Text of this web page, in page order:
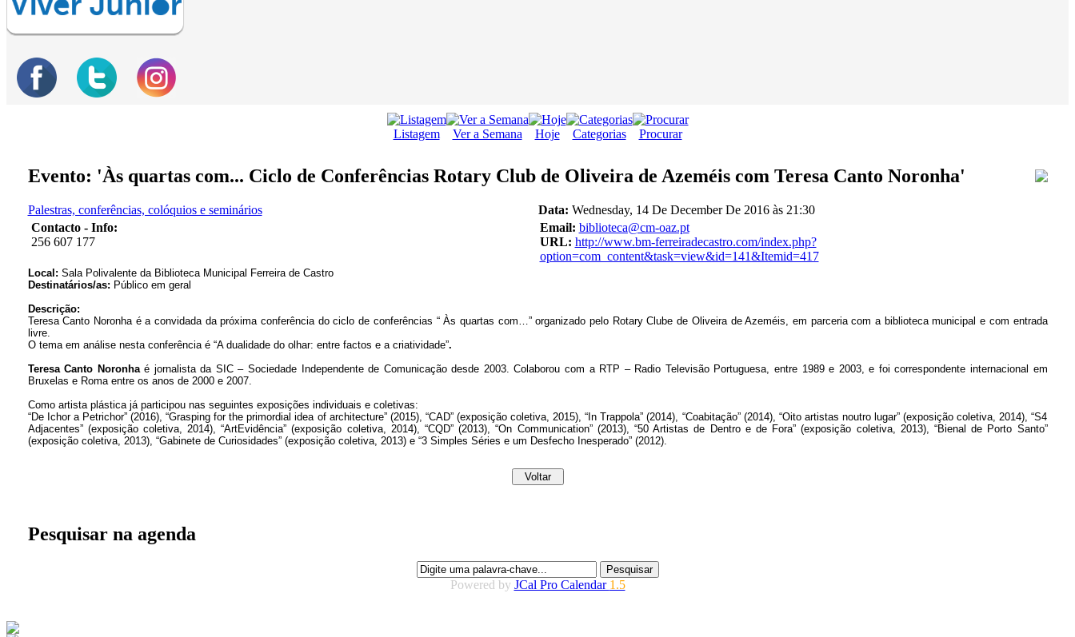
Listagem Ver a Semana Hoje Categorias Procurar
Evento: 'Às quartas com... Ciclo de Conferências Rotary Club de Oliveira de Azeméis com Teresa Canto Noronha'
Palestras, conferências, colóquios e seminários Data: Wednesday, 14 De December De 2016 às 21:30
Contacto - Info:
256 607 177
Email: biblioteca@cm-oaz.pt
URL: http://www.bm-ferreiradecastro.com/index.php?
option=com_content&task=view&id=141&Itemid=417
Local: Sala Polivalente da Biblioteca Municipal Ferreira de Castro
Destinatários/as: Público em geral
Descrição:
Teresa Canto Noronha é a convidada da próxima conferência do ciclo de conferências “ Às quartas com…” organizado pelo Rotary Clube de Oliveira de Azeméis, em parceria com a biblioteca municipal e com entrada
livre.
O tema em análise nesta conferência é “A dualidade do olhar: entre factos e a criatividade”.
Teresa Canto Noronhaé jornalista da SIC – Sociedade Independente de Comunicação desde 2003. Colaborou com a RTP – Radio Televisão Portuguesa, entre 1989 e 2003, e foi correspondente internacional em
Bruxelas e Roma entre os anos de 2000 e 2007.
Como artista plástica já participou nas seguintes exposições individuais e coletivas:
“De Ichor a Petrichor” (2016), “Grasping for the primordial idea of architecture” (2015), “CAD” (exposição coletiva, 2015), “In Trappola” (2014), “Coabitação” (2014), “Oito artistas noutro lugar” (exposição coletiva, 2014), “S4
Adjacentes” (exposição coletiva, 2014), “ArtEvidência” (exposição coletiva, 2014), “CQD” (2013), “On Communication” (2013), “50 Artistas de Dentro e de Fora” (exposição coletiva, 2013), “Bienal de Porto Santo”
(exposição coletiva, 2013), “Gabinete de Curiosidades” (exposição coletiva, 2013) e “3 Simples Séries e um Desfecho Inesperado” (2012).
Pesquisar na agenda
Powered by JCal Pro Calendar 1.5